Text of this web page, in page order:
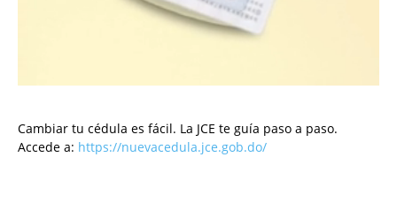
Cambiar tu cédula es fácil. La JCE te guía paso a paso.
Accede a: https://nuevacedula.jce.gob.do/